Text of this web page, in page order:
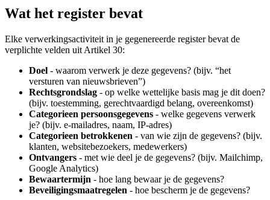
Wat het register bevat
Elke verwerkingsactiviteit in je gegenereerde register bevat de
verplichte velden uit Artikel 30:
Doel - waarom verwerk je deze gegevens? (bijv. “het
versturen van nieuwsbrieven”)
Rechtsgrondslag - op welke wettelijke basis mag je dit doen?
(bijv. toestemming, gerechtvaardigd belang, overeenkomst)
Categorieen persoonsgegevens - welke gegevens verwerk
je? (bijv. e-mailadres, naam, IP-adres)
Categorieen betrokkenen - van wie zijn de gegevens? (bijv.
klanten, websitebezoekers, medewerkers)
Ontvangers - met wie deel je de gegevens? (bijv. Mailchimp,
Google Analytics)
Bewaartermijn - hoe lang bewaar je de gegevens?
Beveiligingsmaatregelen - hoe bescherm je de gegevens?